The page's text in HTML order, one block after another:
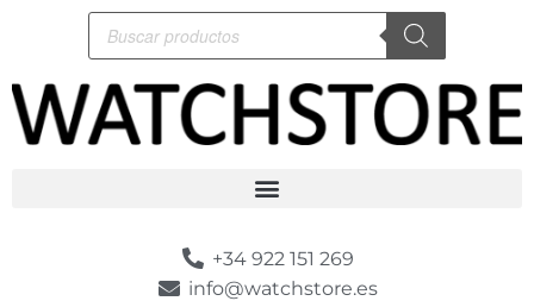
+34 922 151 269
info@watchstore.es